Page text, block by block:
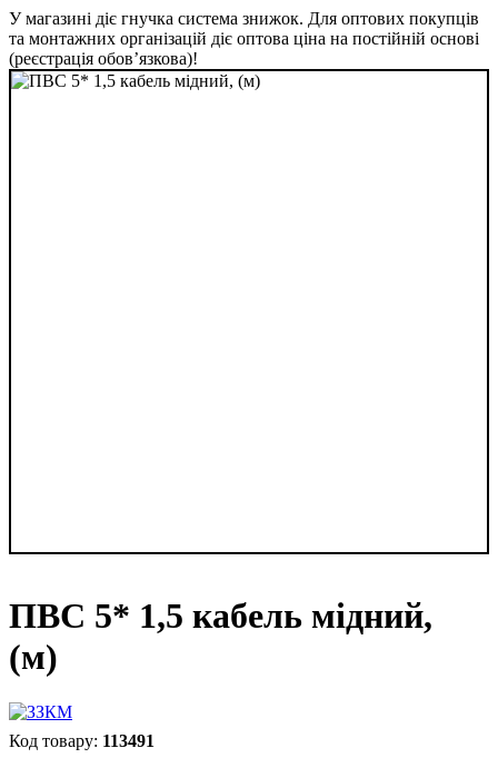
У магазині діє гнучка система знижок. Для оптових покупців
та монтажних організацій діє оптова ціна на постійній основі
(реєстрація обов’язкова)!
ПВС 5* 1,5 кабель мідний,
(м)
113491